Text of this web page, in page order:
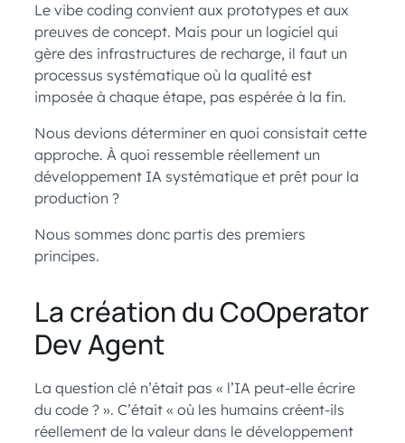
Le vibe coding convient aux prototypes et aux
preuves de concept. Mais pour un logiciel qui
gère des infrastructures de recharge, il faut un
processus systématique où la qualité est
imposée à chaque étape, pas espérée à la fin.
Nous devions déterminer en quoi consistait cette
approche. À quoi ressemble réellement un
développement IA systématique et prêt pour la
production ?
Nous sommes donc partis des premiers
principes.
La création du CoOperator
Dev Agent
La question clé n’était pas « l’IA peut-elle écrire
du code ? ». C’était « où les humains créent-ils
réellement de la valeur dans le développement